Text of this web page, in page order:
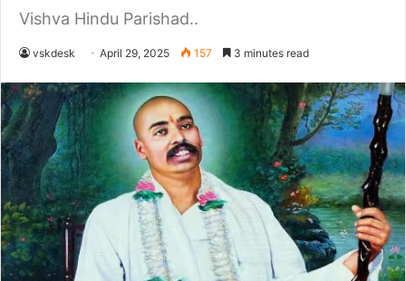
Vishva Hindu Parishad..
vskdesk April 29, 2025 157 3 minutes read